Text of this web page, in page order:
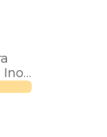
Inox